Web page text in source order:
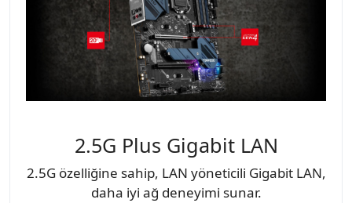
2.5G Plus Gigabit LAN
2.5G özelliğine sahip, LAN yöneticili Gigabit LAN,
daha iyi ağ deneyimi sunar.